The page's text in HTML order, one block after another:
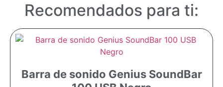
Recomendados para ti:
Barra de sonido Genius SoundBar